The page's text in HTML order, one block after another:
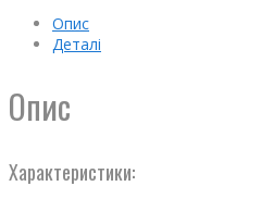
Опис
Деталі
Опис
Характеристики: